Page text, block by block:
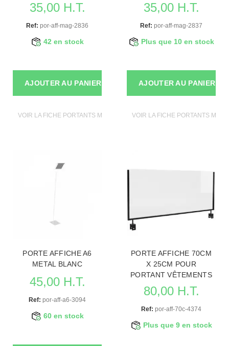
35,00 H.T.
Ref: por-aff-mag-2836
42 en stock
AJOUTER AU PANIER
VOIR LA FICHE PORTANTS MAGASIN
35,00 H.T.
Ref: por-aff-mag-2837
Plus que 10 en stock
AJOUTER AU PANIER
VOIR LA FICHE PORTANTS
PORTE AFFICHE A6
METAL BLANC
45,00 H.T.
Ref: por-aff-a6-3094
60 en stock
PORTE AFFICHE 70CM
X 25CM POUR
PORTANT VÊTEMENTS
80,00 H.T.
Ref: por-aff-70c-4374
Plus que 9 en stock